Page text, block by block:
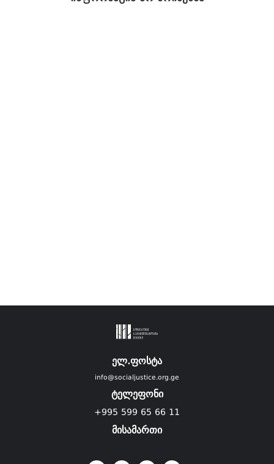
ელ.ფოსტა
info@socialjustice.org.ge
ტელეფონი
+995 599 65 66 11
მისამართი